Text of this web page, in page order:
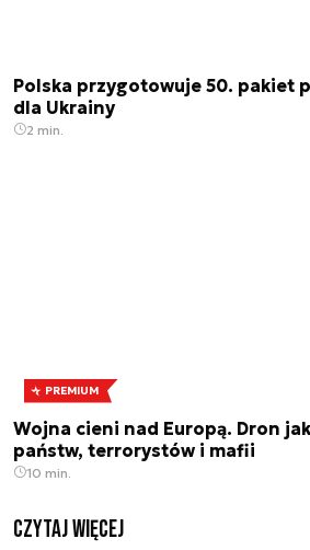
Polska przygotowuje 50. pakiet
dla Ukrainy
2 min.
PREMIUM
Wojna cieni nad Europą. Dron
państw, terrorystów i mafii
10 min.
czytaj więcej